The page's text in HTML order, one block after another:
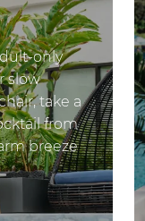
only
slow
take a
from
breeze